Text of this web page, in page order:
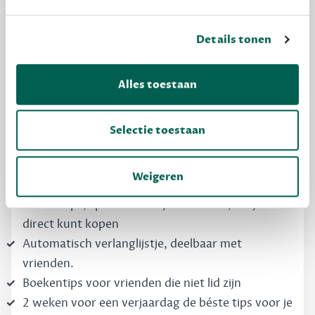
Details tonen
Alles toestaan
Selectie toestaan
Weigeren
Dewey Free
Boekentips, speciaal voor jouw smaak, die je
direct kunt kopen
Automatisch verlanglijstje, deelbaar met
vrienden.
Boekentips voor vrienden die niet lid zijn
2 weken voor een verjaardag de béste tips voor je